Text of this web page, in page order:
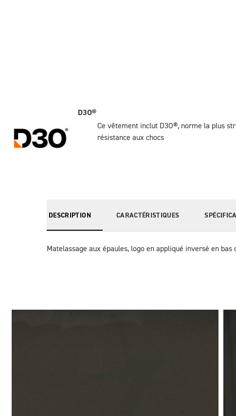
D3O®
Ce vêtement inclut D3O®, norme la plus
résistance aux chocs
DESCRIPTION CARACTÉRISTIQUES
Matelassage aux épaules, logo en appliqué inversé en